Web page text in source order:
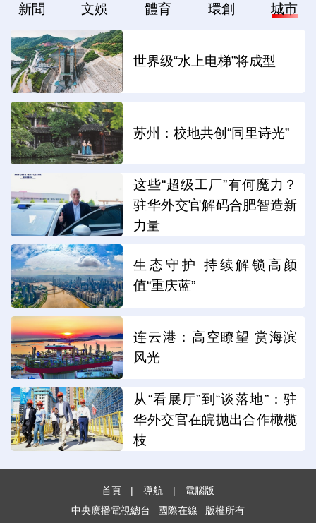
新聞 文娛 體育 環創 城市
世界级“水上电梯”将成型
苏州：校地共创“同里诗光”
这些“超级工厂”有何魔力？
驻华外交官解码合肥智造新
力量
生态守护 持续解锁高颜
值“重庆蓝”
连云港：高空瞭望 赏海滨
风光
从“看展厅”到“谈落地”：驻
华外交官在皖抛出合作橄榄
枝
首頁 | 導航 |
電腦版
中央廣播電視總台
國際在線 版權所有